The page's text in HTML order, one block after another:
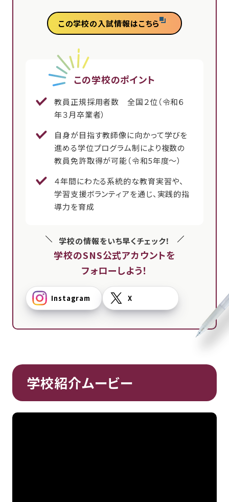
この学校の入試情報はこちら
この学校のポイント
教員正規採用者数 全国２位（令和６
年３月卒業者）
自身が目指す教師像に向かって学びを
進める学位プログラム制により複数の
教員免許取得が可能（令和5年度～）
４年間にわたる系統的な教育実習や、
学習支援ボランティアを通じ、実践的指
導力を育成
学校の情報をいち早くチェック！
学校のSNS公式アカウントを
フォローしよう！
Instagram X
学校紹介ムービー